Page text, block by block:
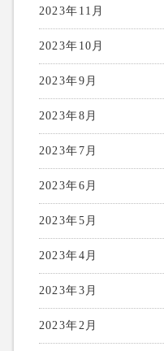
2023年11月
2023年10月
2023年9月
2023年8月
2023年7月
2023年6月
2023年5月
2023年4月
2023年3月
2023年2月